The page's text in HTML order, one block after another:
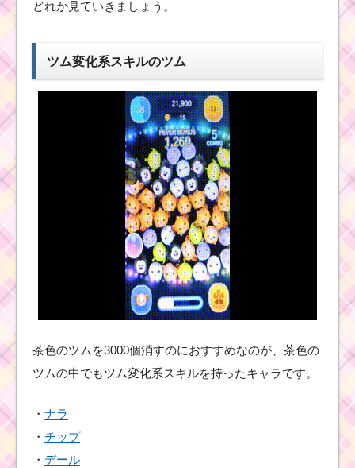
スターウォーズ・パー
ト2イベントの始め方と
攻略法・遊び方
ツムツムコイン
報酬8倍キャンペ
ーン！最大
36,000コインゲ
ットのチャンス
【7000万ダウン
ロード記念】
ボを出したダースベイ
ダーの使い方とコツ
どれか見ていきましょう。
ツム変化系スキルのツム
茶色のツムを3000個消すのにおすすめなのが、茶色の
ツムの中でもツム変化系スキルを持ったキャラです。
・ ナラ
・ チップ
・ デール